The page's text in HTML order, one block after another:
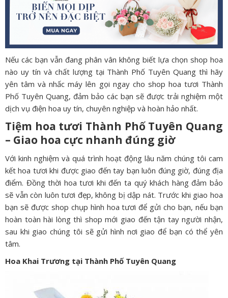
Nếu các bạn vẫn đang phân vân không biết lựa chọn shop hoa
nào uy tín và chất lượng tại Thành Phố Tuyên Quang thì hãy
yên tâm và nhấc máy lên gọi ngay cho shop hoa tươi Thành
Phố Tuyên Quang, đảm bảo các bạn sẽ được trải nghiệm một
dịch vụ điện hoa uy tín, chuyên nghiệp và hoàn hảo nhất.
Tiệm hoa tươi Thành Phố Tuyên Quang
– Giao hoa cực nhanh đúng giờ
Với kinh nghiệm và quá trình hoạt động lâu năm chúng tôi cam
kết hoa tươi khi được giao đến tay bạn luôn đúng giờ, đúng địa
điểm. Đồng thời hoa tươi khi đến ta quý khách hàng đảm bảo
sẽ vẫn còn luôn tươi đẹp, không bị dập nát. Trước khi giao hoa
bạn sẽ được shop chụp hình hoa tươi để gửi cho bạn, nếu bạn
hoàn toàn hài lòng thì shop mới giao đến tận tay người nhận,
sau khi giao chúng tôi sẽ gửi hình nơi giao để bạn có thể yên
tâm.
Hoa Khai Trương tại Thành Phố Tuyên Quang